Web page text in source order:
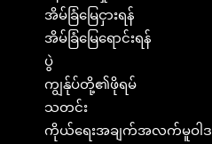
အိမ်ခြံမြေငှားရန်
အိမ်ခြံမြေရောင်းရန်
ပွဲ
ကျွန်ုပ်တို့၏ဖိုရမ်
သတင်း
ကိုယ်ရေးအချက်အလက်မူဝါဒ